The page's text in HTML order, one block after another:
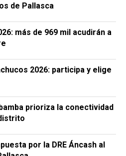
de Pallasca
más de 969 mil acudirán a
2026: participa y elige
prioriza la conectividad
por la DRE Áncash al